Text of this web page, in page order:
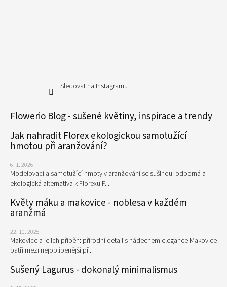
Sledovat na Instagramu
Flowerio Blog - sušené květiny, inspirace a trendy
Jak nahradit Florex ekologickou samotužící
hmotou při aranžování?
6. 1. 2026
Modelovací a samotužící hmoty v aranžování se sušinou: odborná a
ekologická alternativa k Florexu F...
Květy máku a makovice - noblesa v každém
aranžmá
22. 10. 2025
Makovice a jejich příběh: přírodní detail s nádechem elegance Makovice
patří mezi nejoblíbenější př...
Sušený Lagurus - dokonalý minimalismus